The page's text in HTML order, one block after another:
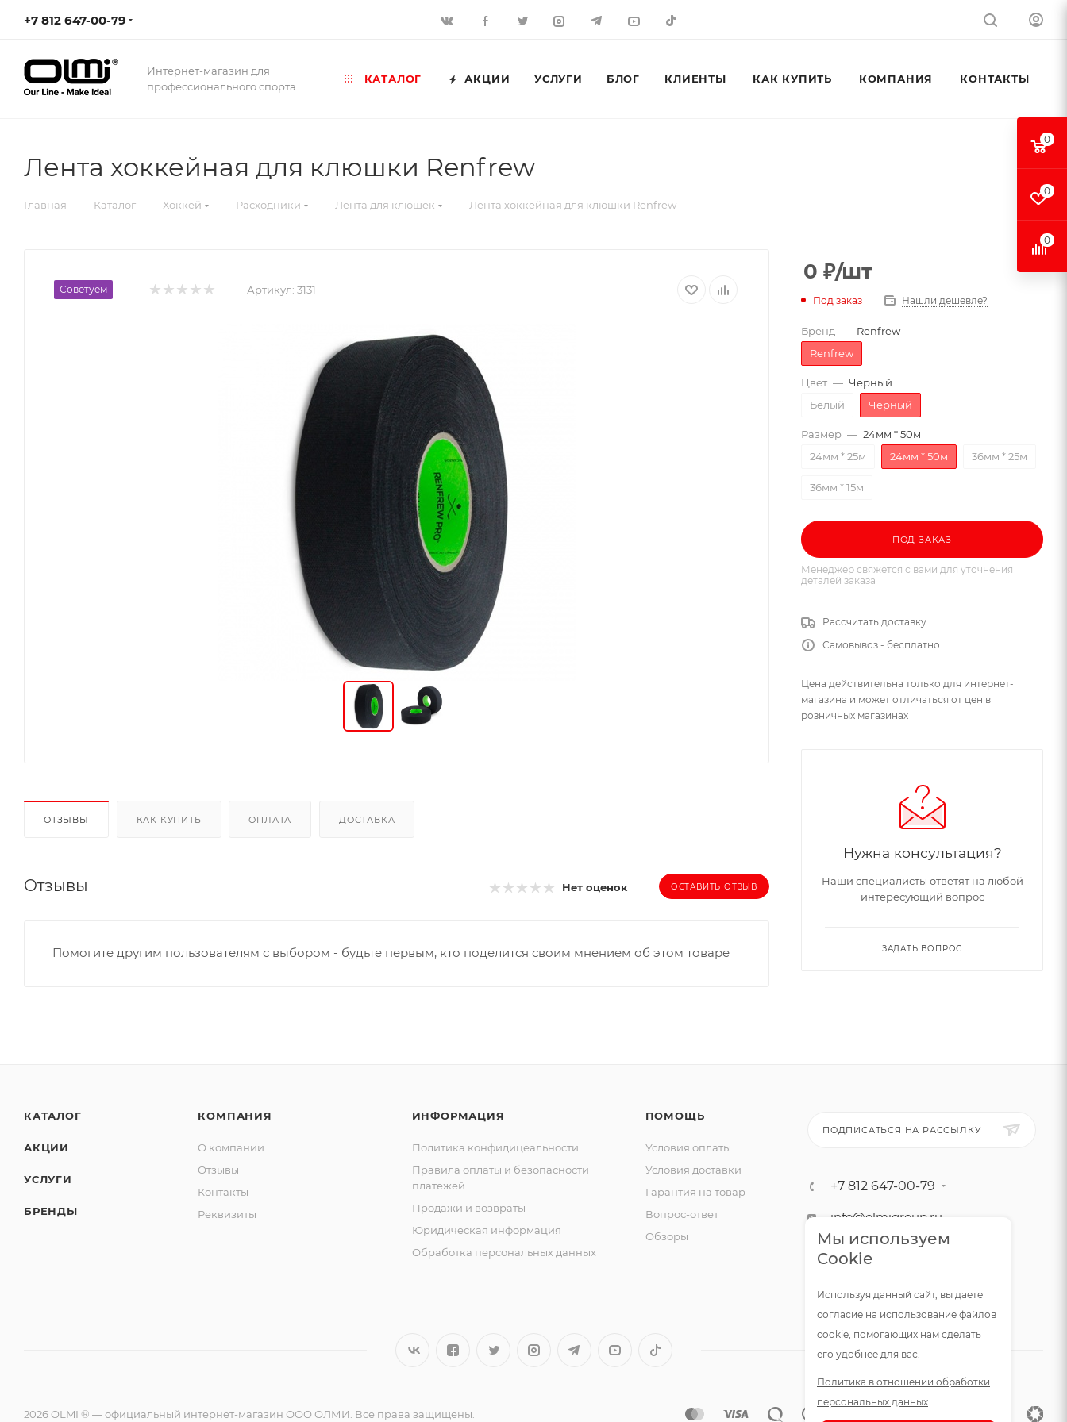
+7 812 647-00-79
Интернет-магазин для
профессионального спорта
КАТАЛОГ АКЦИИ УСЛУГИ БЛОГ КЛИЕНТЫ КАК КУПИТЬ КОМПАНИЯ КОНТАКТЫ
Лента хоккейная для клюшки Renfrew
Главная — Каталог — Хоккей — Расходники — Лента для клюшек — Лента хоккейная для клюшки Renfrew
Советуем Артикул: 3131
ОТЗЫВЫ КАК КУПИТЬ ОПЛАТА ДОСТАВКА
Отзывы Нет оценок ОСТАВИТЬ ОТЗЫВ
Помогите другим пользователям с выбором - будьте первым, кто поделится своим мнением об этом товаре
0 ₽/шт
Под заказ Нашли дешевле?
Бренд — Renfrew
Renfrew
Цвет — Черный
Белый
Черный
Размер — 24мм * 50м
24мм * 25м
24мм * 50м 36мм * 25м
36мм * 15м
ПОД ЗАКАЗ
Менеджер свяжется с вами для уточнения
деталей заказа
Рассчитать доставку
Самовывоз - бесплатно
Цена действительна только для интернет-
магазина и может отличаться от цен в
розничных магазинах
Нужна консультация?
Наши специалисты ответят на любой
интересующий вопрос
ЗАДАТЬ ВОПРОС
КАТАЛОГ
АКЦИИ
УСЛУГИ
БРЕНДЫ
КОМПАНИЯ
О компании
Отзывы
Контакты
Реквизиты
ИНФОРМАЦИЯ
Политика конфидицеальности
Правила оплаты и безопасности
платежей
Продажи и возвраты
Юридическая информация
Обработка персональных данных
ПОМОЩЬ
Условия оплаты
Условия доставки
Гарантия на товар
Вопрос-ответ
Обзоры
ПОДПИСАТЬСЯ НА РАССЫЛКУ
+7 812 647-00-79
info@olmigroup.ru
г. Санкт-Петербург, ул.
Мебельная, 12,1 офис 210
2026 OLMI ® — официальный интернет-магазин ООО ОЛМИ. Все права защищены.
Мы используем
Cookie
Используя данный сайт, вы даете
согласие на использование файлов
cookie, помогающих нам сделать
его удобнее для вас.
Политика в отношении обработки
персональных данных
0
0
0